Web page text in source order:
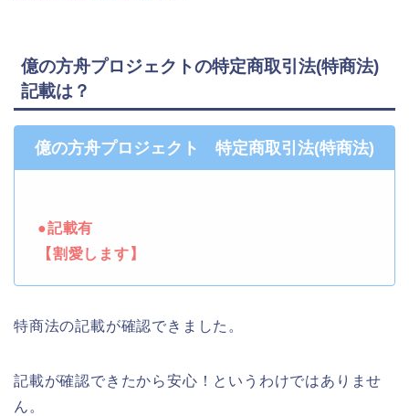
億の方舟プロジェクトの特定商取引法(特商法)
記載は？
億の方舟プロジェクト 特定商取引法(特商法)
●記載有
【割愛します】
特商法の記載が確認できました。
記載が確認できたから安心！というわけではありませ
ん。